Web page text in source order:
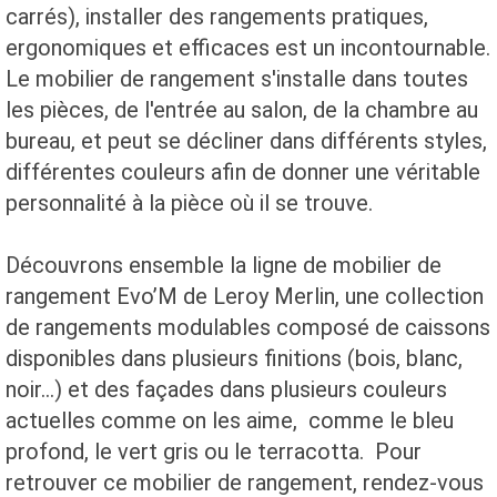
carrés), installer des rangements pratiques,
ergonomiques et efficaces est un incontournable.
Le mobilier de rangement s'installe dans toutes
les pièces, de l'entrée au salon, de la chambre au
bureau, et peut se décliner dans différents styles,
différentes couleurs afin de donner une véritable
personnalité à la pièce où il se trouve.
Découvrons ensemble la ligne de mobilier de
rangement Evo’M de Leroy Merlin, une collection
de rangements modulables composé de caissons
disponibles dans plusieurs finitions (bois, blanc,
noir…) et des façades dans plusieurs couleurs
actuelles comme on les aime, comme le bleu
profond, le vert gris ou le terracotta. Pour
retrouver ce mobilier de rangement, rendez-vous